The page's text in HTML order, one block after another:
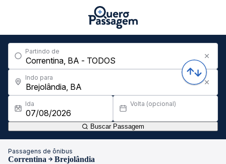
Partindo de
Indo para
Ida Volta (opcional)
Buscar Passagem
Passagens de ônibus
Correntina Brejolândia